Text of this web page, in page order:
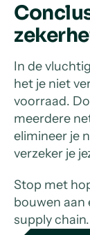
In de
het je niet
voorraad.
meerdere
elimineer je
verzeker je
Stop met
bouwen aan
supply chain.